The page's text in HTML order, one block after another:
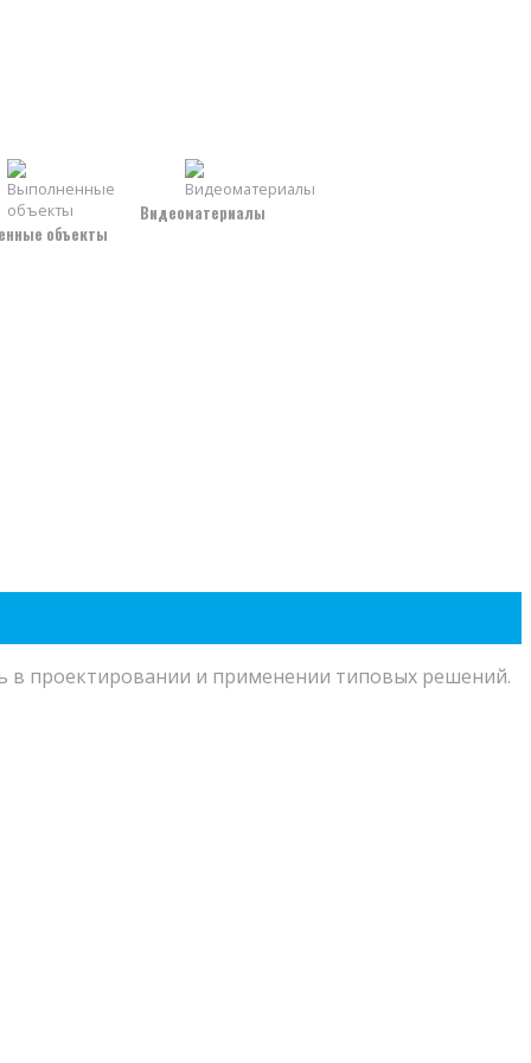
объекты
Видеоматериалы
проектировании и применении типовых решений.